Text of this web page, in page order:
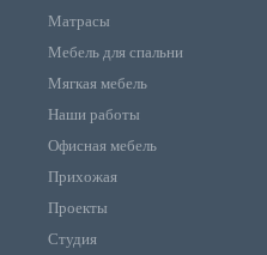
Матрасы
Мебель для спальни
Мягкая мебель
Наши работы
Офисная мебель
Прихожая
Проекты
Студия